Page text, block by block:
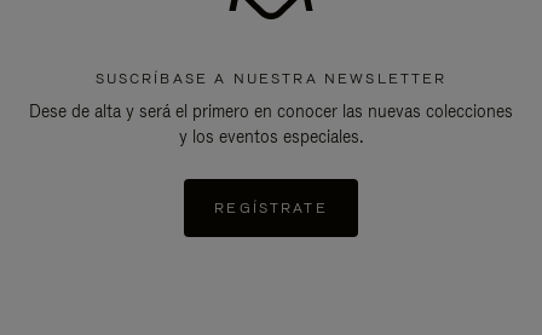
SUSCRÍBASE A NUESTRA NEWSLETTER
Dese de alta y será el primero en conocer las nuevas colecciones
y los eventos especiales.
REGÍSTRATE